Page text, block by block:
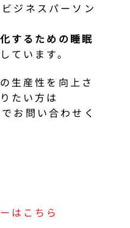
ジネスパーソン
するための睡眠
ています。
生産性を向上さ
たい方は
お問い合わせく
はこちら